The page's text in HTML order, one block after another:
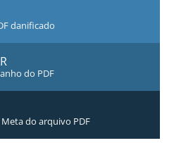
danificado
do PDF
do arquivo PDF